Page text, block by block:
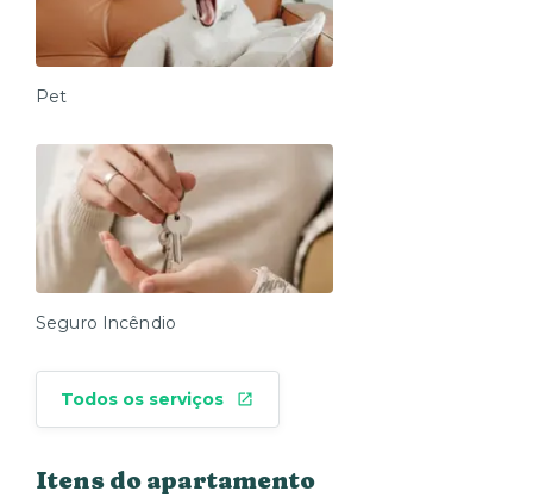
Pet
Seguro Incêndio
Todos os serviços
Itens do apartamento